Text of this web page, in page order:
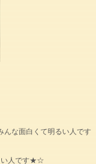
んな面白くて明るい人です
い人です★☆